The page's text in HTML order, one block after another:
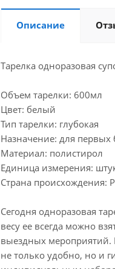
Описание
Тарелка одноразовая
Объем тарелки: 600мл
Цвет: белый
Тип тарелки: глубокая
Назначение: для первых
Материал: полистирол
Единица измерения:
Страна происхождения:
Сегодня одноразовая
весу ее всегда можно
выездных мероприятий.
не только удобно, но и